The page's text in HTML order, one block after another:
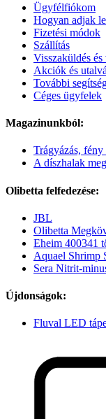
Ügyfélfiókom
Hogyan adjak
Fizetési módok
Szállítás
Visszaküldés és
Akciók és
További
Céges ügyfelek
Magazinunkból:
Trágyázás, fény
A díszhalak
Olibetta felfedezése:
JBL
Olibetta
Eheim 400341
Aquael Shrimp
Sera Nitrit-
Újdonságok:
Fluval LED